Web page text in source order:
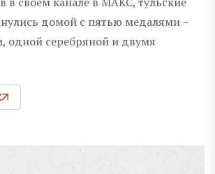
домой с пятью медалями –
одной серебряной и двумя